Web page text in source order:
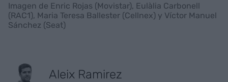
Imagen de Enric Rojas (Movistar), Eulàlia Carbonell
(RAC1), Maria Teresa Ballester (Cellnex) y Víctor Manuel
Sánchez (Seat)
Aleix Ramirez